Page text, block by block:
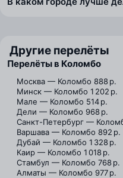
Другие перелёты
Перелёты в Коломбо
Москва — Коломбо 888 р.
Минск — Коломбо 1 202 р.
Мале — Коломбо 514 р.
Дели — Коломбо 968 р.
Санкт-Петербург —
Варшава — Коломбо 892 р.
Дубай — Коломбо 1 328 р.
Каир — Коломбо 1 018 р.
Стамбул — Коломбо 768 р.
Алматы — Коломбо 977 р.